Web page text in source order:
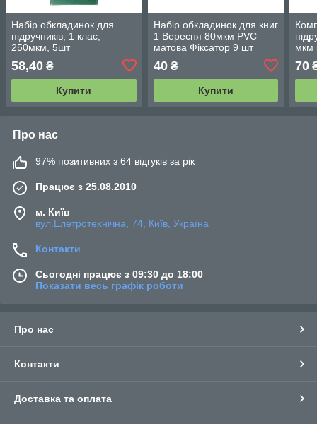
Набір обкладинок для
підручників, 1 клас,
250мкм, 5шт
58,40 ₴
Купити
Набір обкладинок для книг
1 Вересня 80мкм PVC
матова Фіксатор 9 шт
40₴
Купити
мкм
70
Про нас
97% позитивних з 64 відгуків за рік
Працює з 25.08.2010
м. Київ
вул.Елетротехнічна, 74, Київ, Україна
Контакти
Сьогодні працює з 09:30 до 18:00
Показати весь графік роботи
Про нас
Контакти
Доставка та оплата